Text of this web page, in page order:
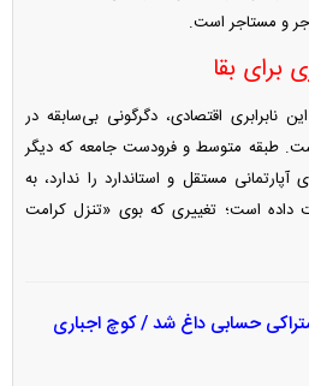
و مستاجر است.
نابرابری اقتصادی، دگرگونی بی‌سابقه در
طبقه متوسط و فرودست جامعه که دیگر
مستقل و استاندارد را ندارد، به
داده است؛ تغییری که بوی «تنزل کرامت
حسابی داغ شد / کوچ اجباری